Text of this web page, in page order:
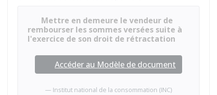
Mettre en demeure le vendeur de
rembourser les sommes versées suite à
l'exercice de son droit de rétractation
Accéder au Modèle de document
Institut national de la consommation (INC)